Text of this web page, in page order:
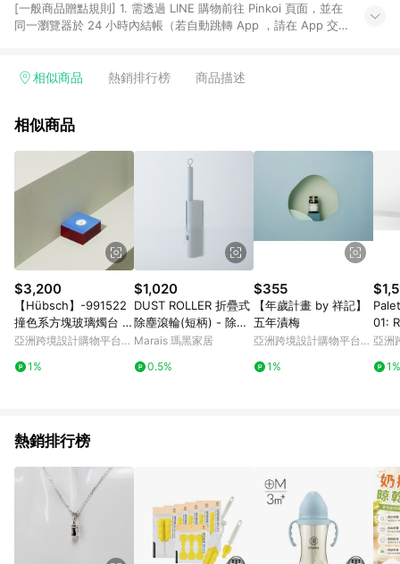
[一般商品贈點規則] 1. 需透過 LINE 購物前往 Pinkoi 頁面，並在
同一瀏覽器於 24 小時內結帳（若自動跳轉 App ，請在 App 交
回饋訂單不得享有 Pinkoi 站方優惠，例如首購優惠，P coins，
行為，不具贈點資格，部分退款不在此限。 6. APP 請更新至
貨後 45 天後發送。 8. 群眾募資商品，禮物卡，開館保證金，補
運費，攤位費等不具贈點資格。 9. LINE 購物站上之商品規格、
顏色、價位、贈品如與 Pinkoi 商品資訊頁及購物車不符，以
Pinkoi 購物商品資訊頁及購物車標示為準。 10. 點數紅包使用規
則請以點數紅包活動說明為準。 11. 若於 LINE 購物前往 Pinkoi
頁面後才首次下載 Pinkoi APP 並完成訂單，不符合導購資格；承
上，首次下載 Pinkoi APP 後，需透過 LINE 購物前往 Pinkoi 頁
面，方享導購資格。
相似商品 熱銷排行榜 商品描述
相似商品
$3,200
【Hübsch】-991522
撞色系方塊玻璃燭台 擺
飾 紙鎮
亞洲跨境設計購物平台
1%
$1,020
DUST ROLLER 折疊式
除塵滾輪(短柄) - 除塵
滾輪1入(短)＋補充紙10
Marais 瑪黑家居
0.5%
$355
【年歲計畫 by 祥記】
五年漬梅
亞洲跨境設計購物平台
1%
01:
亞洲
1%
熱銷排行榜